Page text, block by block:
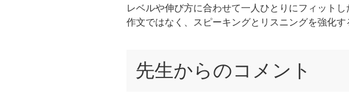
レベルや伸び方に合わせて一人ひとりにフィット
作文ではなく、スピーキングとリスニングを強化す
先生からのコメント